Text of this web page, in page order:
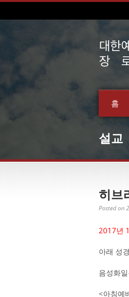
홈
설교
히브
Posted on
2017년
아래 성
음성화
<아침예